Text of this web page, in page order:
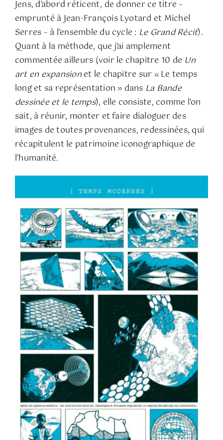
Jens, d’abord réticent, de donner ce titre –
emprunté à Jean-François Lyotard et Michel
Serres – à l’ensemble du cycle : Le Grand Récit).
Quant à la méthode, que j’ai amplement
commentée ailleurs (voir le chapitre 10 de Un
art en expansionet le chapitre sur « Le temps
long et sa représentation » dans La Bande
dessinée et le temps), elle consiste, comme l’on
sait, à réunir, monter et faire dialoguer des
images de toutes provenances, redessinées, qui
récapitulent le patrimoine iconographique de
l’humanité.